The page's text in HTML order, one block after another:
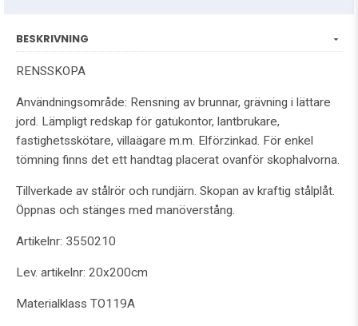
BESKRIVNING
RENSSKOPA
Användningsområde: Rensning av brunnar, grävning i lättare
jord. Lämpligt redskap för gatukontor, lantbrukare,
fastighetsskötare, villaägare m.m. Elförzinkad. För enkel
tömning finns det ett handtag placerat ovanför skophalvorna.
Tillverkade av stålrör och rundjärn. Skopan av kraftig stålplåt.
Öppnas och stänges med manöverstång.
Artikelnr: 3550210
Lev. artikelnr: 20x200cm
Materialklass TO119A